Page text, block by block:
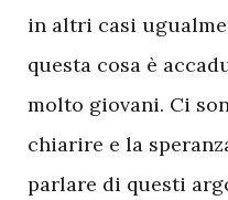
in altri casi
questa cosa è
molto giovani. Ci
chiarire e la
parlare di questi